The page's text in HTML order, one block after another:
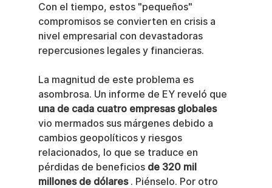
Con el tiempo, estos "pequeños"
compromisos se convierten en crisis a
nivel empresarial con devastadoras
repercusiones legales y financieras.
La magnitud de este problema es
asombrosa. Un informe de EY reveló que
una de cada cuatro empresas globales
vio mermados sus márgenes debido a
cambios geopolíticos y riesgos
relacionados, lo que se traduce en
pérdidas de beneficios de 320 mil
millones de dólares . Piénselo. Por otro